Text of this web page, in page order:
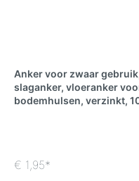
Anker voor zwaar
slaganker, vloeranker
bodemhulsen, verzinkt,
€ 1,95*